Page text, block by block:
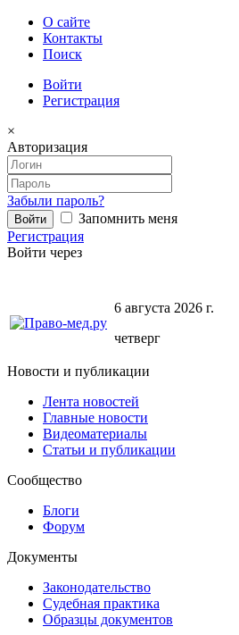
О сайте
Контакты
Поиск
Войти
Регистрация
×
Авторизация
Забыли пароль?
Запомнить меня
Регистрация
Войти через
6 августа 2026 г.
четверг
Новости и публикации
Лента новостей
Главные новости
Видеоматериалы
Статьи и публикации
Сообщество
Блоги
Форум
Документы
Законодательство
Судебная практика
Образцы документов